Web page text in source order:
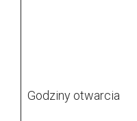
Godziny otwarcia